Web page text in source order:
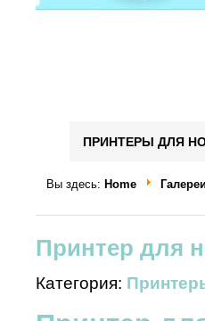
ПРИНТЕРЫ ДЛЯ
Вы здесь: Home
Принтер для
Категория: